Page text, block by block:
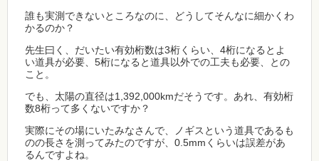
誰も実測できないところなのに、どうしてそんなに細かくわ
かるのか？
先生曰く、だいたい有効桁数は3桁くらい、4桁になるとよ
い道具が必要、5桁になると道具以外での工夫も必要、との
こと。
でも、太陽の直径は1,392,000kmだそうです。あれ、有効桁
数8桁って多くないですか？
実際にその場にいたみなさんで、ノギスという道具であるも
のの長さを測ってみたのですが、0.5mmくらいは誤差があ
るんですよね。